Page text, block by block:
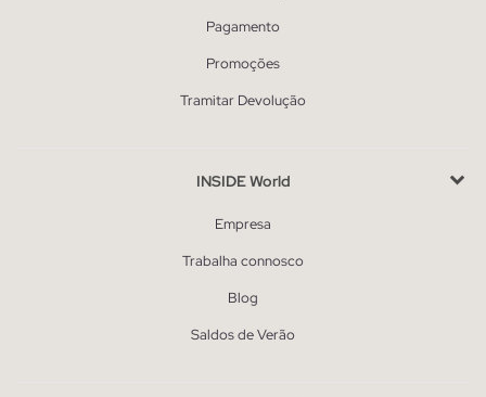
Pagamento
Promoções
Tramitar Devolução
INSIDE World
Empresa
Trabalha connosco
Blog
Saldos de Verão